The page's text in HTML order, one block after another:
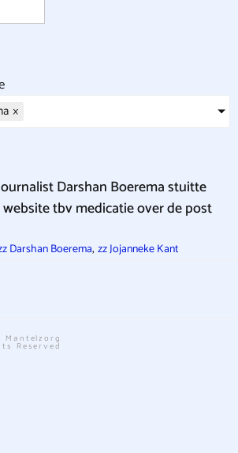
×
Darshan Boerema stuitte
tbv medicatie over de post
Darshan Boerema, zz Jojanneke Kant
Mantelzorg
Reserved